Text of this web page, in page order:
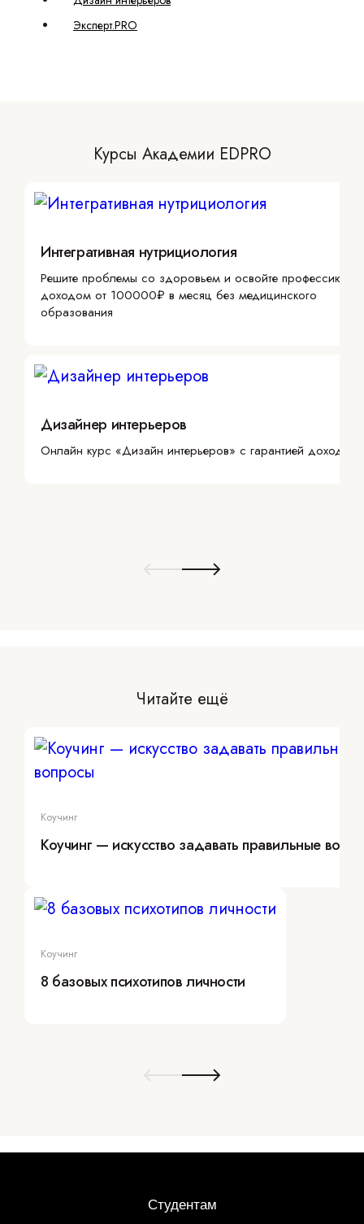
Эксперт.PRO
Курсы Академии EDPRO
Интегративная нутрициология
Решите проблемы со здоровьем и освойте профессию с
доходом от 100000₽ в месяц без медицинского
образования
Дизайнер интерьеров
Онлайн курс «Дизайн интерьеров» с гарантией дохода
Читайте ещё
Коучинг
Коучинг — искусство задавать правильные
Коучинг
8 базовых психотипов личности
Студентам